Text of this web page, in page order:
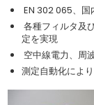
EN 302 065、国
各種フィルタ及
定を実現
空中線電力、周
測定自動化によ